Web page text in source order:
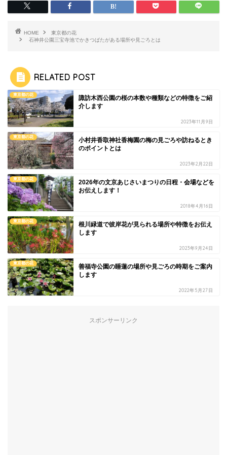
HOME
東京都の花
石神井公園三宝寺池でかきつばたがある場所や見ごろとは
RELATED POST
東京都の花
諏訪木西公園の桜の本数や種類などの特徴をご紹
介します
2023年11月9日
東京都の花
小村井香取神社香梅園の梅の見ごろや訪ねるとき
のポイントとは
2023年2月22日
東京都の花
2026年の文京あじさいまつりの日程・会場などを
お伝えします！
2018年4月16日
東京都の花
根川緑道で彼岸花が見られる場所や特徴をお伝え
します
2023年9月24日
東京都の花
善福寺公園の睡蓮の場所や見ごろの時期をご案内
します
2022年5月27日
スポンサーリンク